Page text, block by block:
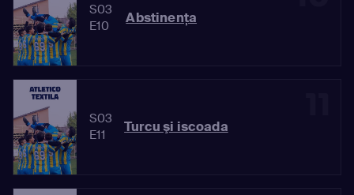
S03
E10
Abstinenţa
S03
E11
Turcu şi iscoada